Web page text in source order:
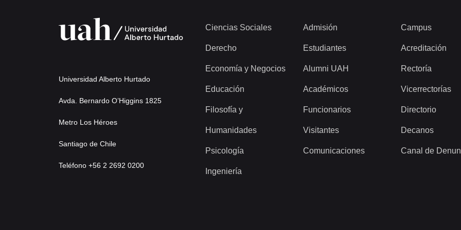
Universidad Alberto Hurtado
Avda. Bernardo O’Higgins 1825
Metro Los Héroes
Santiago de Chile
Teléfono +56 2 2692 0200
Ciencias Sociales
Derecho
Economía y Negocios
Educación
Filosofía y
Humanidades
Psicología
Ingeniería
Admisión
Estudiantes
Alumni UAH
Académicos
Funcionarios
Visitantes
Comunicaciones
Campus
Acreditación
Rectoría
Vicerrectorías
Directorio
Decanos
Canal de